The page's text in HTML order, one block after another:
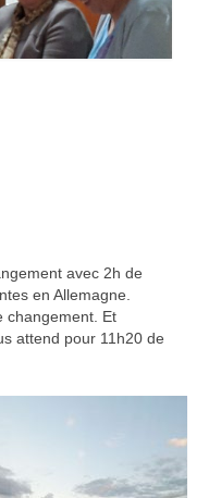
avec 2h de
en Allemagne.
changement. Et
attend pour 11h20 de